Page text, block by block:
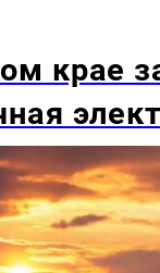
крае